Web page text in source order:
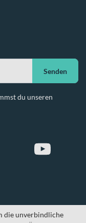
Senden
du unseren
die unverbindliche